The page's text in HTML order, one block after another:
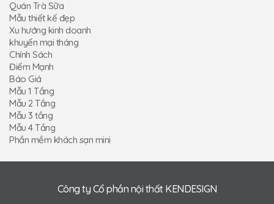
Quán Trà Sữa
Mẫu thiết kế đẹp
Xu hướng kinh doanh
khuyến mại tháng
Chính Sách
Điểm Mạnh
Báo Giá
Mẫu 1 Tầng
Mẫu 2 Tầng
Mẫu 3 tầng
Mẫu 4 Tầng
Phần mềm khách sạn mini
Công ty Cổ phần nội thất KENDESIGN